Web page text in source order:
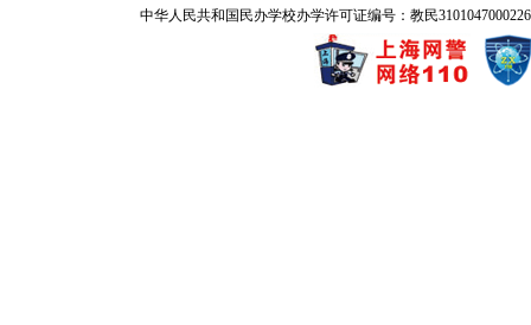
中华人民共和国民办学校办学许可证编号：教民